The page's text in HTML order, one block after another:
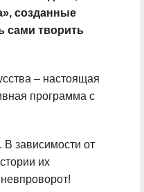
созданные
сами творить
– настоящая
программа с
В зависимости от
их